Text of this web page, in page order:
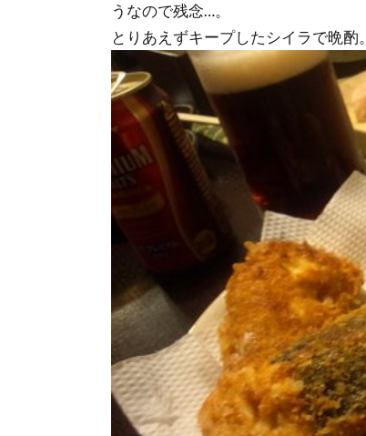
うなので残念…。
とりあえずキープしたシイラで晩酌。